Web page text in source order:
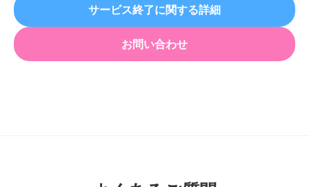
サービス終了に関する詳細
お問い合わせ